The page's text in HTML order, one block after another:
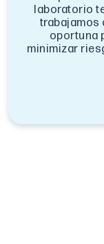
laboratorio
trabajamos
oportuna
minimizar